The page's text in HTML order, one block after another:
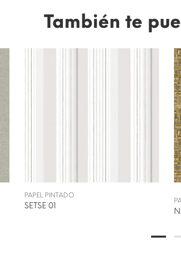
También te
PAPEL PINTADO
SETSE 01